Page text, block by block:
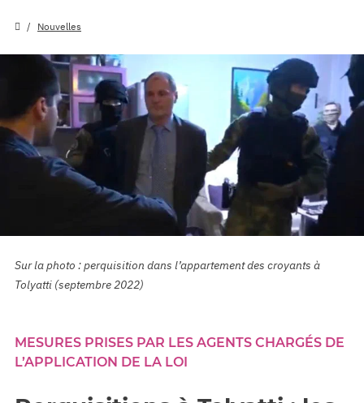
Nouvelles
Sur la photo : perquisition dans l’appartement des croyants à
Tolyatti (septembre 2022)
MESURES PRISES PAR LES AGENTS CHARGÉS DE
L’APPLICATION DE LA LOI